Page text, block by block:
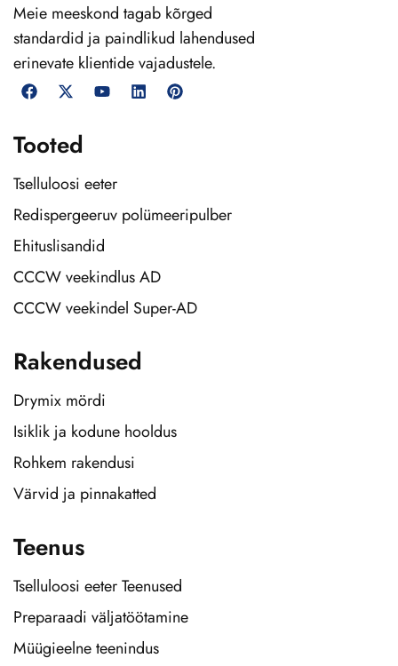
Meie meeskond tagab kõrged
standardid ja paindlikud lahendused
erinevate klientide vajadustele.
Tooted
Tselluloosi eeter
Redispergeeruv polümeeripulber
Ehituslisandid
CCCW veekindlus AD
CCCW veekindel Super-AD
Rakendused
Drymix mördi
Isiklik ja kodune hooldus
Rohkem rakendusi
Värvid ja pinnakatted
Teenus
Tselluloosi eeter Teenused
Preparaadi väljatöötamine
Müügieelne teenindus